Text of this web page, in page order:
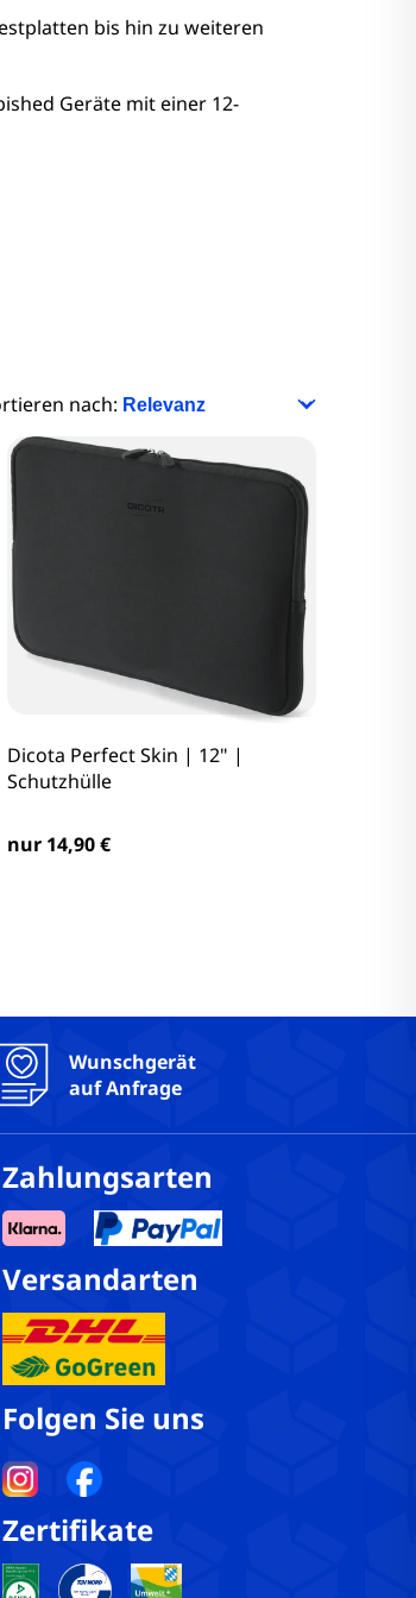
bis hin zu weiteren
Geräte mit einer 12-
nach:
Dicota Perfect Skin | 12" |
Schutzhülle
nur 14,90 €
Wunschgerät
auf Anfrage
Zahlungsarten
Versandarten
Folgen Sie uns
Zertifikate